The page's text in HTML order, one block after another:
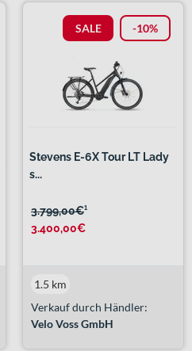
SALE -10%
Stevens E-6X Tour LT Lady
s...
3.799,00€¹
3.400,00€
Verkauf durch Händler:
Velo Voss GmbH
1.5 km